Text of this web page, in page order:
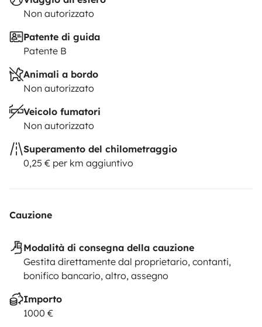
Non autorizzato
Patente di guida
Patente B
Animali a bordo
Non autorizzato
Veicolo fumatori
Non autorizzato
Superamento del chilometraggio
0,25 € per km aggiuntivo
Cauzione
Modalità di consegna della cauzione
Gestita direttamente dal proprietario, contanti,
bonifico bancario, altro, assegno
Importo
1000 €